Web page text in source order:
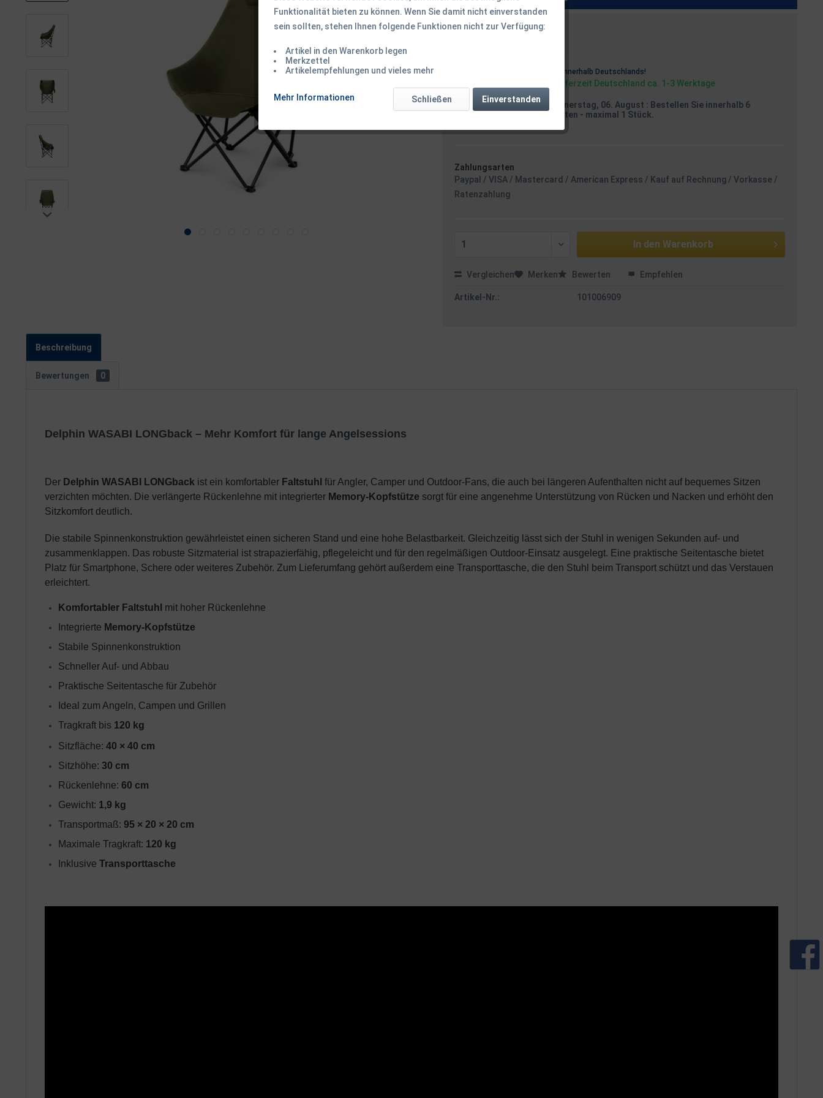
21,50 € *
innerhalb Deutschlands!
Sofort versandfertig, Lieferzeit Deutschland ca. 1-3 Werktage
Versand am Donnerstag, 06. August : Bestellen Sie innerhalb 6
Stunden 20 Minuten - maximal 1 Stück.
Zahlungsarten
Paypal / VISA / Mastercard / American Express / Kauf auf Rechnung / Vorkasse /
Ratenzahlung
In den Warenkorb
Vergleichen Merken Bewerten Empfehlen
Artikel-Nr.: 101006909
Beschreibung
Bewertungen 0
Delphin WASABI LONGback – Mehr Komfort für lange Angelsessions
Der Delphin WASABI LONGback ist ein komfortabler Faltstuhl für Angler, Camper und Outdoor-Fans, die auch bei längeren Aufenthalten nicht auf bequemes Sitzen
verzichten möchten. Die verlängerte Rückenlehne mit integrierter Memory-Kopfstütze sorgt für eine angenehme Unterstützung von Rücken und Nacken und erhöht den
Sitzkomfort deutlich.
Die stabile Spinnenkonstruktion gewährleistet einen sicheren Stand und eine hohe Belastbarkeit. Gleichzeitig lässt sich der Stuhl in wenigen Sekunden auf- und
zusammenklappen. Das robuste Sitzmaterial ist strapazierfähig, pflegeleicht und für den regelmäßigen Outdoor-Einsatz ausgelegt. Eine praktische Seitentasche bietet
Platz für Smartphone, Schere oder weiteres Zubehör. Zum Lieferumfang gehört außerdem eine Transporttasche, die den Stuhl beim Transport schützt und das Verstauen
erleichtert.
Komfortabler Faltstuhl mit hoher Rückenlehne
Integrierte Memory-Kopfstütze
Stabile Spinnenkonstruktion
Schneller Auf- und Abbau
Praktische Seitentasche für Zubehör
Ideal zum Angeln, Campen und Grillen
Tragkraft bis 120 kg
Sitzfläche: 40 × 40 cm
Sitzhöhe: 30 cm
Rückenlehne: 60 cm
Gewicht: 1,9 kg
Transportmaß: 95 × 20 × 20 cm
Maximale Tragkraft: 120 kg
Inklusive Transporttasche
Funktionalität bieten zu können. Wenn Sie damit nicht einverstanden
sein sollten, stehen Ihnen folgende Funktionen nicht zur Verfügung:
Artikel in den Warenkorb legen
Merkzettel
Artikelempfehlungen und vieles mehr
Mehr Informationen Einverstanden
Schließen